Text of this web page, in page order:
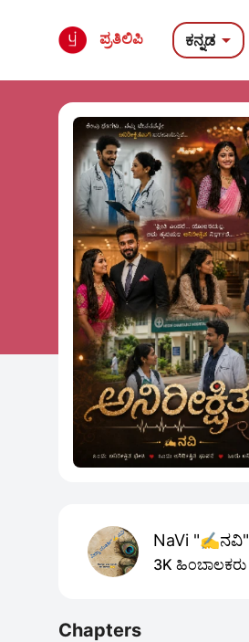
ಪ್ರತಿಲಿಪಿ ಕನ್ನಡ 
NaVi "✍️ನವಿ"
3K ಹಿಂಬಾಲಕರು
Chapters